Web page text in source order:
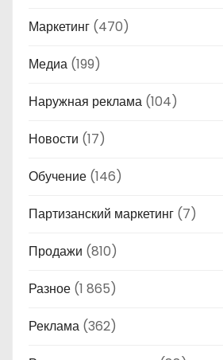
Маркетинг (470)
Медиа (199)
Наружная реклама (104)
Новости (17)
Обучение (146)
Партизанский маркетинг (7)
Продажи (810)
Разное (1 865)
Реклама (362)